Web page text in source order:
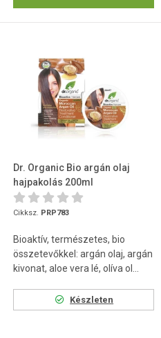
Dr. Organic Bio argán olaj
hajpakolás 200ml
Cikksz. PRP783
Bioaktív, természetes, bio
összetevőkkel: argán olaj, argán
kivonat, aloe vera lé, olíva ol...
Készleten